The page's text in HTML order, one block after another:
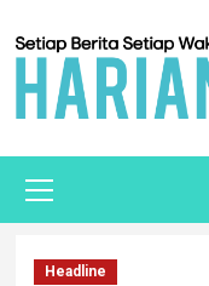
Headline